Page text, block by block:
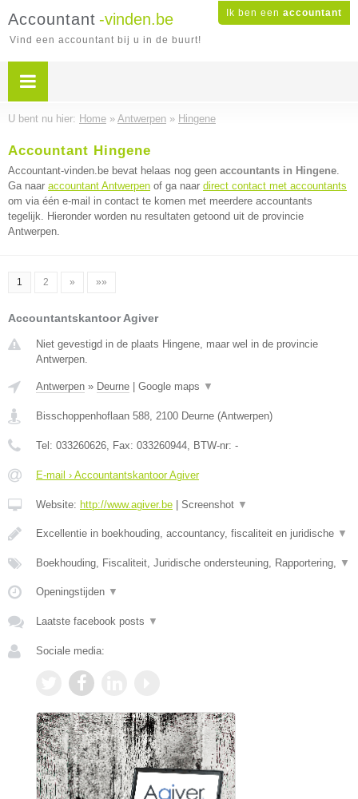
Ik ben een accountant
Accountant -vinden.be
Vind een accountant bij u in de buurt!
U bent nu hier: Home » Antwerpen » Hingene
Accountant Hingene
Accountant-vinden.be bevat helaas nog geen accountants in Hingene.
Ga naar accountant Antwerpen of ga naar direct contact met accountants
om via één e-mail in contact te komen met meerdere accountants
tegelijk. Hieronder worden nu resultaten getoond uit de provincie
Antwerpen.
1 2 » »»
Accountantskantoor Agiver
Niet gevestigd in de plaats Hingene, maar wel in de provincie
Antwerpen.
Antwerpen » Deurne Google maps ▼
Bisschoppenhoflaan 588, 2100 Deurne (Antwerpen)
Tel: 033260626, Fax: 033260944, BTW-nr: -
E-mail › Accountantskantoor Agiver
Website: http://www.agiver.be Screenshot ▼
Excellentie in boekhouding, accountancy, fiscaliteit en juridische ▼
Boekhouding, Fiscaliteit, Juridische ondersteuning, Rapportering, ▼
Openingstijden ▼
Laatste facebook posts ▼
Sociale media: